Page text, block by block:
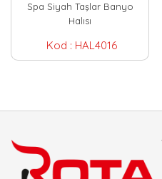
Spa Siyah Taşlar Banyo
Halısı
Kod : HAL4016